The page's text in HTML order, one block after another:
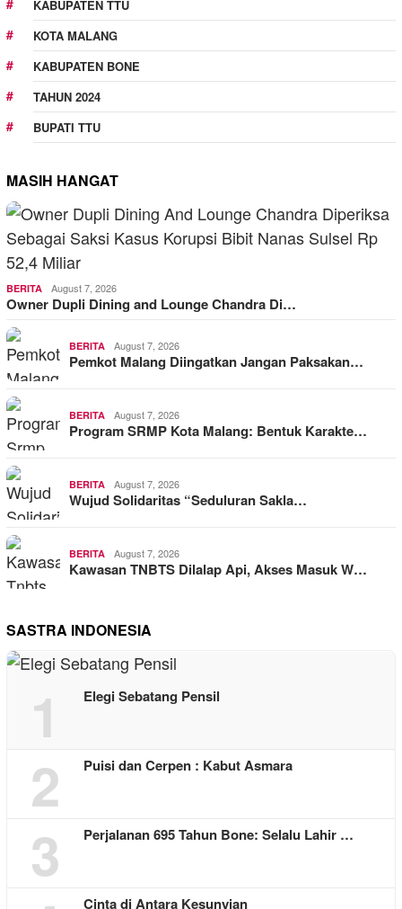
KABUPATEN TTU
KOTA MALANG
KABUPATEN BONE
TAHUN 2024
BUPATI TTU
MASIH HANGAT
BERITA August 7, 2026
Owner Dupli Dining and Lounge Chandra Di…
BERITA August 7, 2026
Pemkot Malang Diingatkan Jangan Paksakan…
BERITA August 7, 2026
Program SRMP Kota Malang: Bentuk Karakte…
BERITA August 7, 2026
Wujud Solidaritas “Seduluran Sakla…
BERITA August 7, 2026
Kawasan TNBTS Dilalap Api, Akses Masuk W…
SASTRA INDONESIA
1 Elegi Sebatang Pensil
2 Puisi dan Cerpen : Kabut Asmara
3 Perjalanan 695 Tahun Bone: Selalu Lahir …
Cinta di Antara Kesunyian